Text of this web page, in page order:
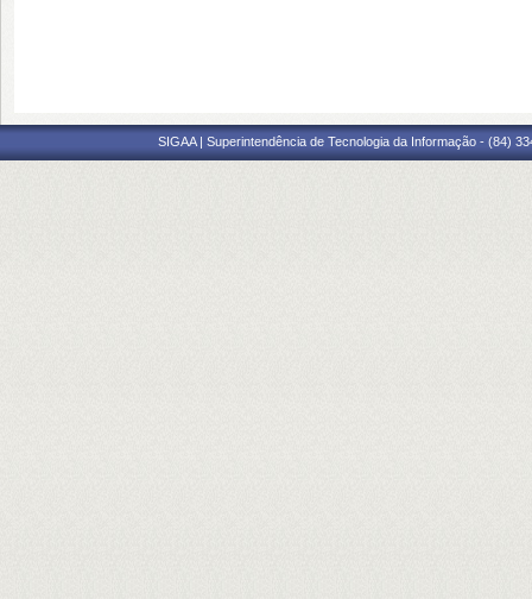
SIGAA | Superintendência de Tecnologia da Informação - (84)